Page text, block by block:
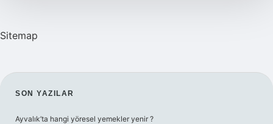
Sitemap
SIDEBAR
SON YAZILAR
Ayvalık’ta hangi yöresel yemekler yenir ?